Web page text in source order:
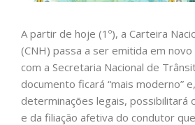
A partir de hoje (1º), a Carteira
(CNH) passa a ser emitida em
com a Secretaria Nacional de
documento ficará “mais moderno”
determinações legais, possibilitará
e da filiação afetiva do condutor